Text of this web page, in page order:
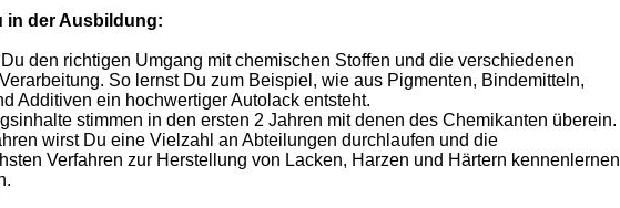
in der Ausbildung:
den richtigen Umgang mit chemischen Stoffen und die verschiedenen
So lernst Du zum Beispiel, wie aus Pigmenten, Bindemitteln,
Additiven ein hochwertiger Autolack entsteht.
stimmen in den ersten 2 Jahren mit denen des Chemikanten überein.
wirst Du eine Vielzahl an Abteilungen durchlaufen und die
Verfahren zur Herstellung von Lacken, Harzen und Härtern kennenlernen